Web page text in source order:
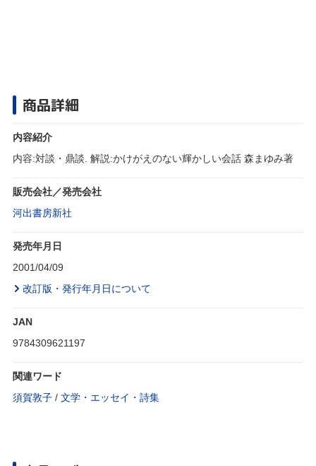
商品詳細
内容紹介
内容:対談・鼎談. 解説:かけがえのない輝かしい会話 森まゆみ著
販売会社／発売会社
河出書房新社
発売年月日
2001/04/09
改訂版・発行年月日について
JAN
9784309621197
関連ワード
須賀敦子 / 文学・エッセイ・詩集